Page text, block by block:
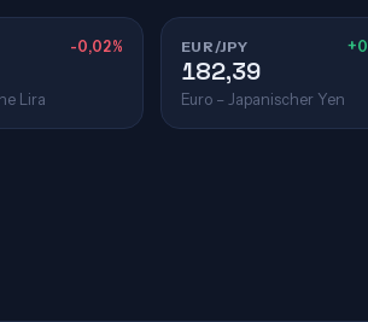
-0,02%
Lira
EUR/JPY
182,39
Euro – Japanischer Yen